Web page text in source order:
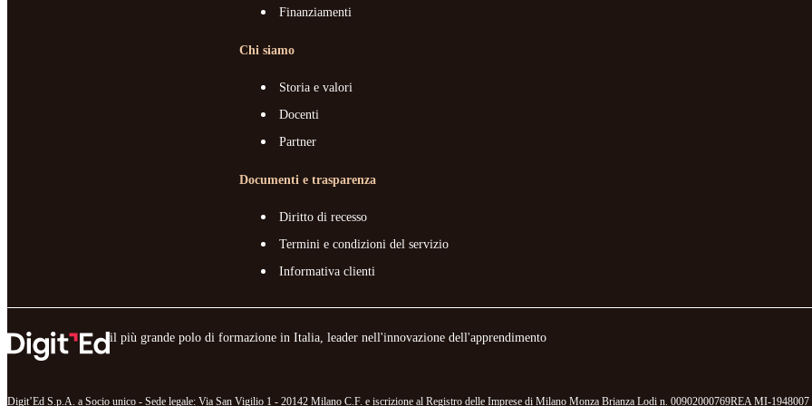
Finanziamenti
Chi siamo
Storia e valori
Docenti
Partner
Documenti e trasparenza
Diritto di recesso
Termini e condizioni del servizio
Informativa clienti
il più grande polo di formazione in Italia, leader nell'innovazione dell'apprendimento
Digit’Ed S.p.A. a Socio unico - Sede legale: Via San Vigilio 1 - 20142 Milano C.F. e iscrizione al Registro delle Imprese di Milano Monza Brianza Lodi n. 00902000769REA MI-1948007